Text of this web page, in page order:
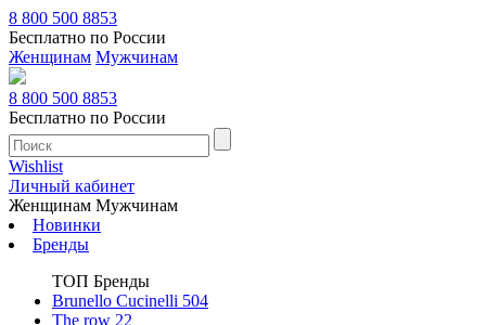
8 800 500 8853
Бесплатно по России
Женщинам Мужчинам
8 800 500 8853
Бесплатно по России
Wishlist
Личный кабинет
Женщинам Мужчинам
Новинки
Бренды
ТОП Бренды
Brunello Cucinelli 504
The row 22